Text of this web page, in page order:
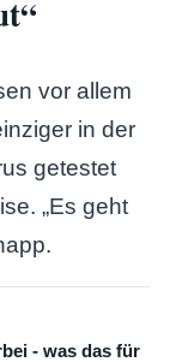
vor allem
in der
getestet
„Es geht
- was das für